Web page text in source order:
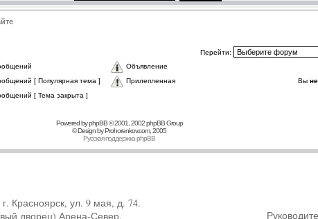
Перейти:
Объявление
[ Популярная тема ]
Прилепленная
[ Тема закрыта ]
Вы
Powered byphpBB© 2001, 2002 phpBB Group
© Design byProhorenkov.com, 2005
Русская поддержка phpBB
Красноярск, ул. 9 мая, д. 74.
дворец) Арена-Север.